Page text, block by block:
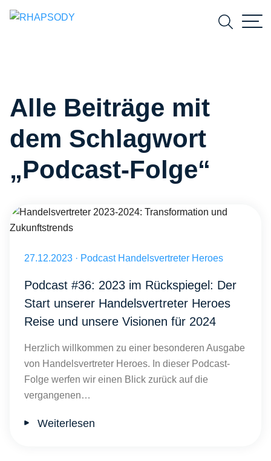
Suchen
Alle Beiträge mit
dem Schlagwort
„Podcast-Folge“
Veröffentlicht am 27.12.2023
27.12.2023 · Podcast Handelsvertreter Heroes
Podcast #36: 2023 im Rückspiegel: Der
Start unserer Handelsvertreter Heroes
Reise und unsere Visionen für 2024
Herzlich willkommen zu einer besonderen Ausgabe
von Handelsvertreter Heroes. In dieser Podcast-
Folge werfen wir einen Blick zurück auf die
vergangenen…
Weiterlesen